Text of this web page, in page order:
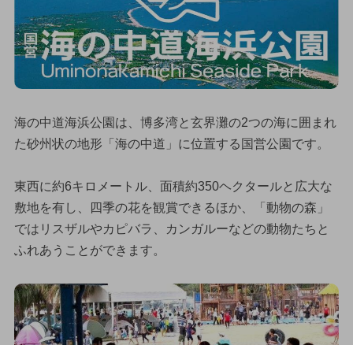
海の中道海浜公園は、博多湾と玄界灘の2つの海に囲まれ
た砂州状の地形「海の中道」に位置する国営公園です。
東西に約6キロメートル、面積約350ヘクタールと広大な
敷地を有し、四季の花を観賞できるほか、「動物の森」
ではリスザルやカピバラ、カンガルーなどの動物たちと
ふれあうことができます。